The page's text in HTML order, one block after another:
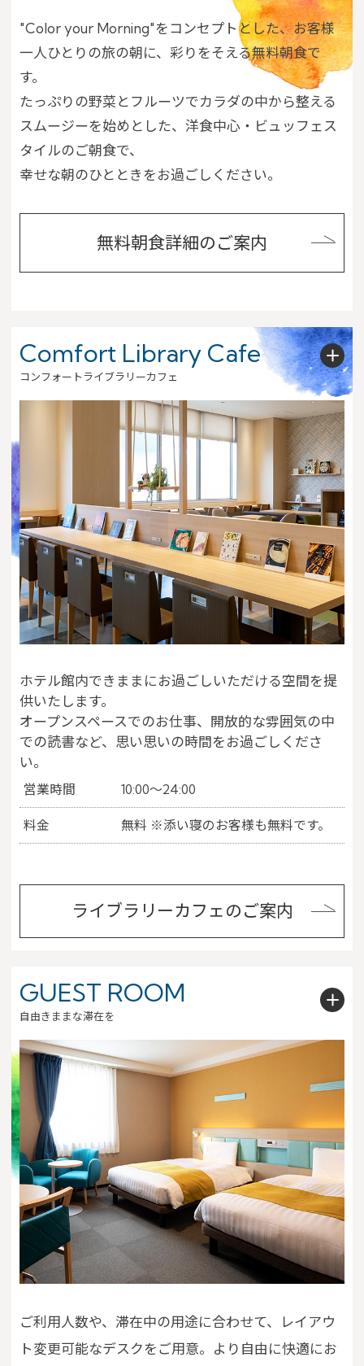
clicking each hotel name.
Rates and the membership program differ from Japanese website.
Global Site
You can see the FAQ as follows.
Close
"Color your Morning"をコンセプトとした、お客様
一人ひとりの旅の朝に、彩りをそえる無料朝食で
す。
たっぷりの野菜とフルーツでカラダの中から整える
スムージーを始めとした、洋食中心・ビュッフェス
タイルのご朝食で、
幸せな朝のひとときをお過ごしください。
無料朝食詳細のご案内
Comfort Library Cafe
コンフォートライブラリーカフェ
ホテル館内できままにお過ごしいただける空間を提
供いたします。
オープンスペースでのお仕事、開放的な雰囲気の中
での読書など、思い思いの時間をお過ごしくださ
い。
営業時間 10:00～24:00
料金 無料 ※添い寝のお客様も無料です。
ライブラリーカフェのご案内
GUEST ROOM
自由きままな滞在を
ご利用人数や、滞在中の用途に合わせて、レイアウ
ト変更可能なデスクをご用意。 より自由に快適にお